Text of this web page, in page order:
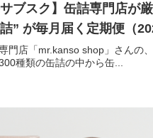
サブスク】缶詰専門店が
” が毎月届く定期便（
門店「mr.kanso shop」さんの
種類の缶詰の中から缶...